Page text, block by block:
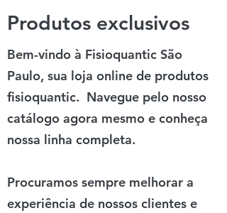
Produtos exclusivos
Bem-vindo à Fisioquantic São
Paulo, sua loja online de produtos
fisioquantic. Navegue pelo nosso
catálogo agora mesmo e conheça
nossa linha completa.
Procuramos sempre melhorar a
experiência de nossos clientes e